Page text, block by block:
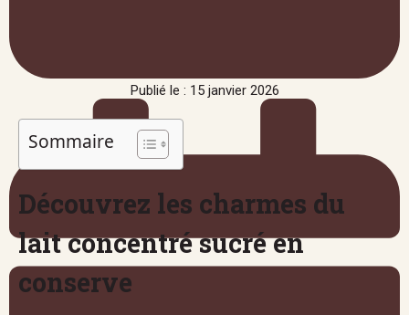
Publié le : 15 janvier 2026
Sommaire
Découvrez les charmes du
lait concentré sucré en
conserve